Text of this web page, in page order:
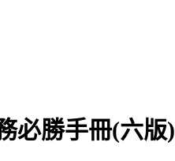
必勝手冊(六版)